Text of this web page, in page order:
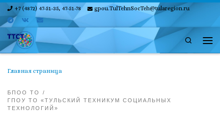
Skip to content
+7 (4872) 47-51-35, 47-51-78 gpou.TulTehnSocTeh@tularegion.ru
Search
Главная страница
БПОО ТО
ГПОУ ТО «ТУЛЬСКИЙ ТЕХНИКУМ СОЦИАЛЬНЫХ
ТЕХНОЛОГИЙ»